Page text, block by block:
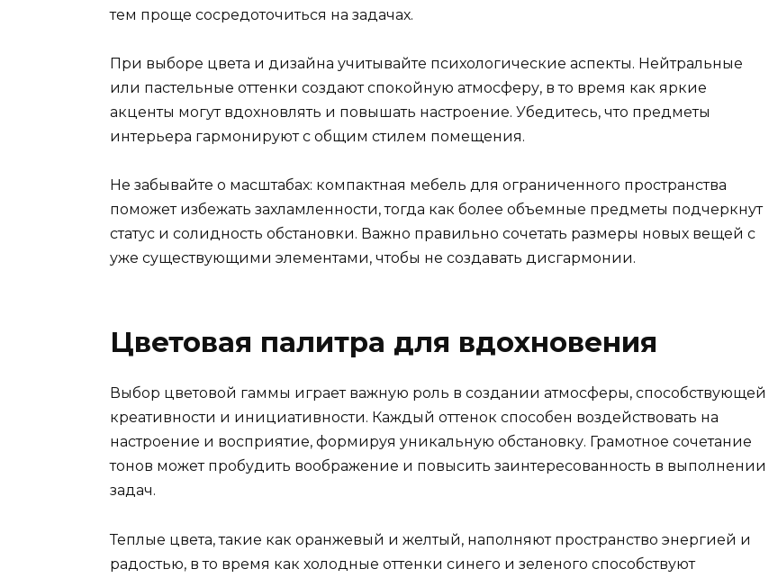
тем проще сосредоточиться на задачах.
При выборе цвета и дизайна учитывайте психологические аспекты. Нейтральные
или пастельные оттенки создают спокойную атмосферу, в то время как яркие
акценты могут вдохновлять и повышать настроение. Убедитесь, что предметы
интерьера гармонируют с общим стилем помещения.
Не забывайте о масштабах: компактная мебель для ограниченного пространства
поможет избежать захламленности, тогда как более объемные предметы подчеркнут
статус и солидность обстановки. Важно правильно сочетать размеры новых вещей с
уже существующими элементами, чтобы не создавать дисгармонии.
Цветовая палитра для вдохновения
Выбор цветовой гаммы играет важную роль в создании атмосферы, способствующей
креативности и инициативности. Каждый оттенок способен воздействовать на
настроение и восприятие, формируя уникальную обстановку. Грамотное сочетание
тонов может пробудить воображение и повысить заинтересованность в выполнении
задач.
Теплые цвета, такие как оранжевый и желтый, наполняют пространство энергией и
радостью, в то время как холодные оттенки синего и зеленого способствуют